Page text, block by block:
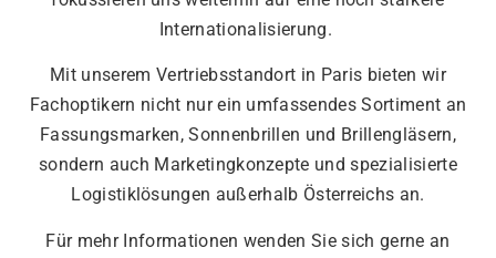
Internationalisierung.
Mit unserem Vertriebsstandort in Paris bieten wir
Fachoptikern nicht nur ein umfassendes Sortiment an
Fassungsmarken, Sonnenbrillen und Brillengläsern,
sondern auch Marketingkonzepte und spezialisierte
Logistiklösungen außerhalb Österreichs an.
Für mehr Informationen wenden Sie sich gerne an